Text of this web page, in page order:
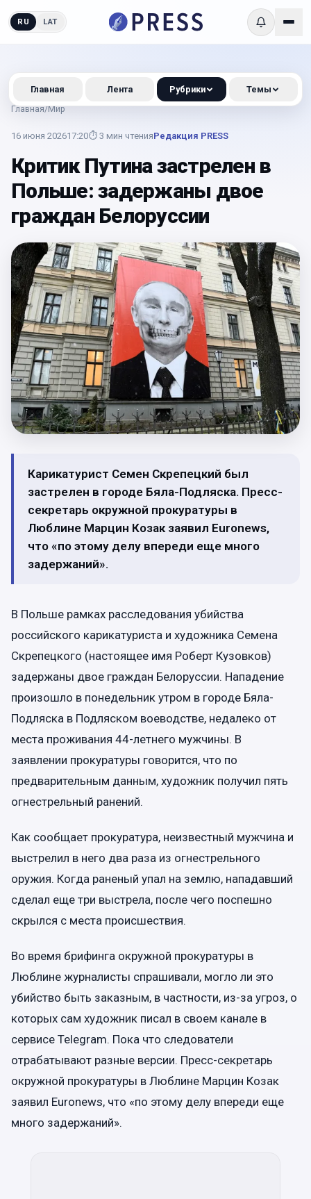
RU LAT
Главная/Мир
16 июня 202617:20⏱ 3 мин чтенияРедакция PRESS
Критик Путина застрелен в
Польше: задержаны двое
граждан Белоруссии
Карикатурист Семен Скрепецкий был
застрелен в городе Бяла-Подляска. Пресс-
секретарь окружной прокуратуры в
Люблине Марцин Козак заявил Euronews,
что «по этому делу впереди еще много
задержаний».
В Польше рамках расследования убийства
российского карикатуриста и художника Семена
Скрепецкого (настоящее имя Роберт Кузовков)
задержаны двое граждан Белоруссии. Нападение
произошло в понедельник утром в городе Бяла-
Подляска в Подляском воеводстве, недалеко от
места проживания 44-летнего мужчины. В
заявлении прокуратуры говорится, что по
предварительным данным, художник получил пять
огнестрельный ранений.
Как сообщает прокуратура, неизвестный мужчина и
выстрелил в него два раза из огнестрельного
оружия. Когда раненый упал на землю, нападавший
сделал еще три выстрела, после чего поспешно
скрылся с места происшествия.
Во время брифинга окружной прокуратуры в
Люблине журналисты спрашивали, могло ли это
убийство быть заказным, в частности, из-за угроз, о
которых сам художник писал в своем канале в
сервисе Telegram. Пока что следователи
отрабатывают разные версии. Пресс-секретарь
окружной прокуратуры в Люблине Марцин Козак
заявил Euronews, что «по этому делу впереди еще
много задержаний».
Главная Лента Рубрики Темы